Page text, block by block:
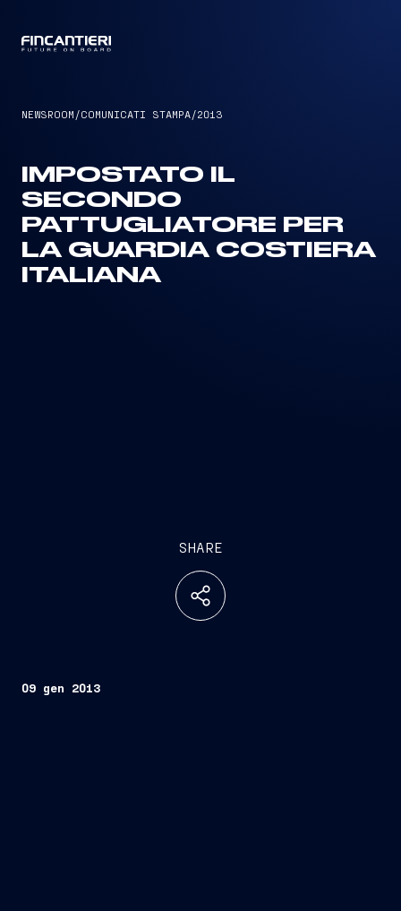
NEWSROOM /COMUNICATI STAMPA/2013
IMPOSTATO IL
SECONDO
PATTUGLIATORE PER
LA GUARDIA COSTIERA
ITALIANA
SHARE
09 gen 2013